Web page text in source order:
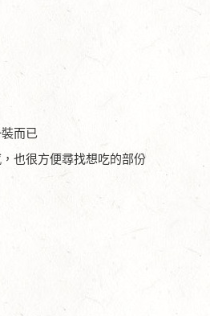
而已
也很方便尋找想吃的部份